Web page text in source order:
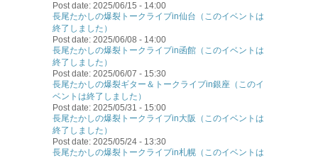
Post date: 2025/06/15 - 14:00
長尾たかしの爆裂トークライブin仙台（このイベントは
終了しました）
Post date: 2025/06/08 - 14:00
長尾たかしの爆裂トークライブin函館（このイベントは
終了しました）
Post date: 2025/06/07 - 15:30
長尾たかしの爆裂ギター＆トークライブin銀座（このイ
ベントは終了しました）
Post date: 2025/05/31 - 15:00
長尾たかしの爆裂トークライブin大阪（このイベントは
終了しました）
Post date: 2025/05/24 - 13:30
長尾たかしの爆裂トークライブin札幌（このイベントは